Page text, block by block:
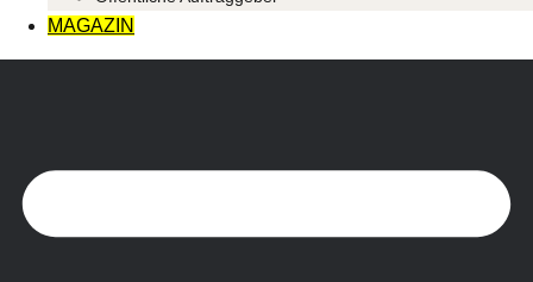
MAGAZIN